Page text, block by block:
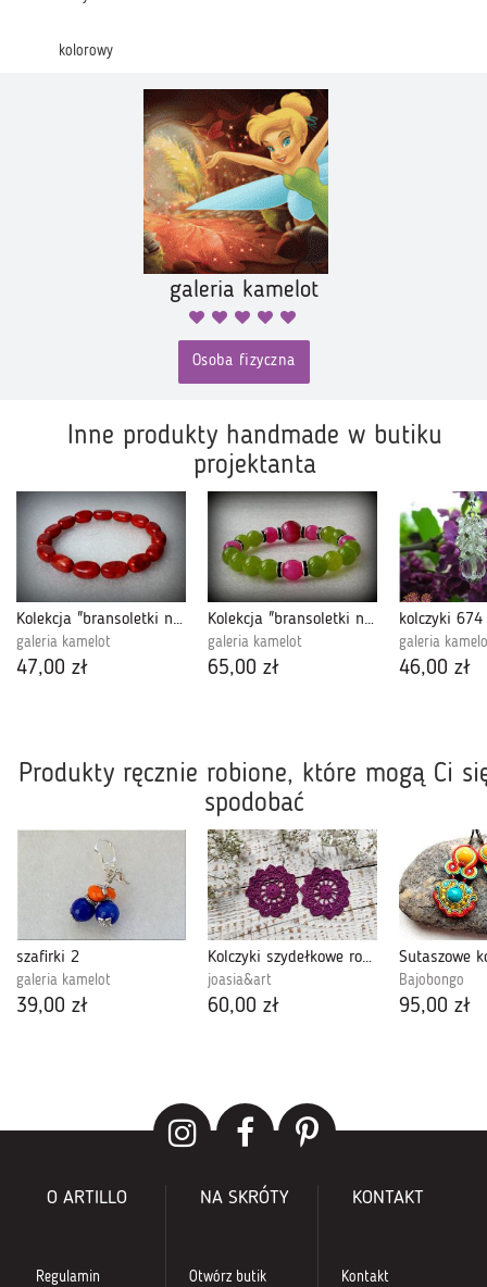
kolorowy
galeria kamelot
Osoba fizyczna
Inne produkty handmade w butiku
projektanta
Kolekcja "bransoletki na bogato" - No.109
galeria kamelot
47,00 zł
Kolekcja "bransoletki na bogato" - Nr.390
galeria kamelot
65,00 zł
kolczyki 674
galeria
46,00 zł
Produkty ręcznie robione, które mogą Ci
spodobać
szafirki 2
galeria kamelot
39,00 zł
Kolczyki szydełkowe rozetki - fioletowe
joasia&art
60,00 zł
Bajobongo
95,00 zł
O ARTILLO
Regulamin
NA SKRÓTY
Otwórz butik
KONTAKT
Kontakt